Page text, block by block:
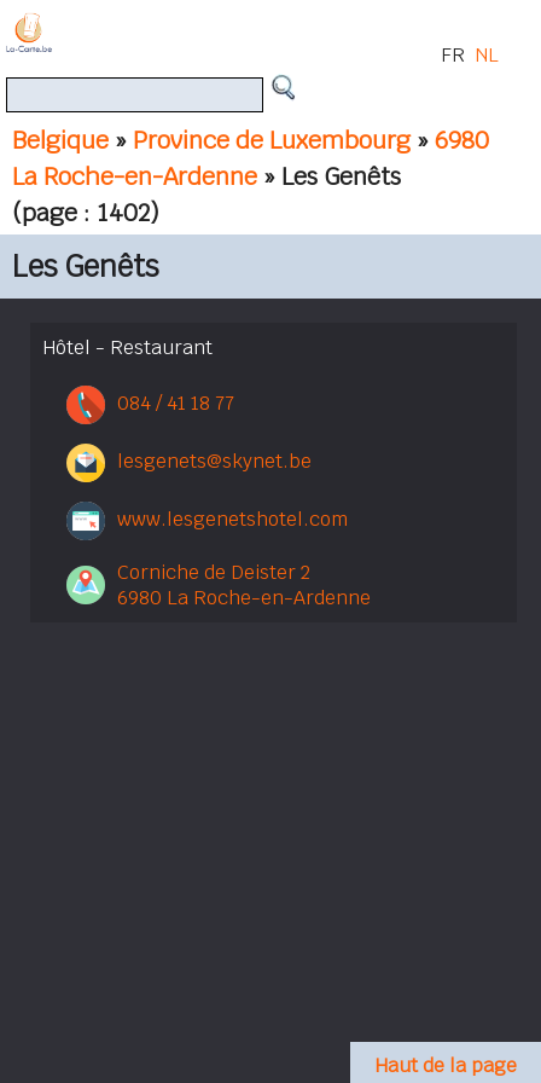
Belgique » Province de Luxembourg»6980
La Roche-en-Ardenne » Les Genêts
(page : 1402)
FR NL
Les Genêts
Hôtel - Restaurant
084 / 41 18 77
lesgenets@skynet.be
www.lesgenetshotel.com
Corniche de Deister 2
6980 La Roche-en-Ardenne
Haut de la page